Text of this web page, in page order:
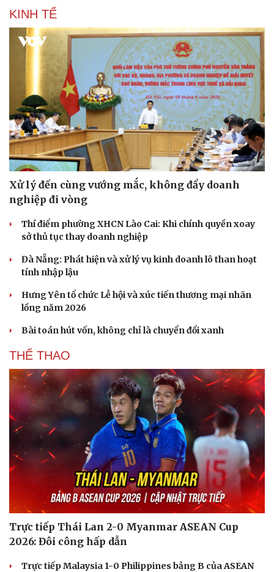
Du lịch
Tư vấn
Săn Tour
check-in
Podcast
Đọc truyện đêm khuya
Hạt giống tâm hồn
KINH TẾ
Xử lý đến cùng vướng mắc, không đẩy doanh
nghiệp đi vòng
Thí điểm phường XHCN Lào Cai: Khi chính quyền xoay
sở thủ tục thay doanh nghiệp
Đà Nẵng: Phát hiện và xử lý vụ kinh doanh lô than hoạt
tính nhập lậu
Hưng Yên tổ chức Lễ hội và xúc tiến thương mại nhãn
lồng năm 2026
Bài toán hút vốn, không chỉ là chuyển đổi xanh
THỂ THAO
Trực tiếp Thái Lan 2-0 Myanmar ASEAN Cup
2026: Đôi công hấp dẫn
Trực tiếp Malaysia 1-0 Philippines bảng B của ASEAN